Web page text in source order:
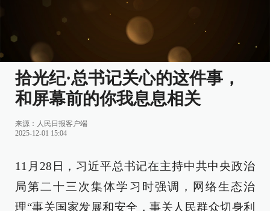
拾光纪·总书记关心的这件事，
和屏幕前的你我息息相关
来源： 人民日报客户端
2025-12-01 15:04
11月28日，习近平总书记在主持中共中央政治
局第二十三次集体学习时强调，网络生态治
理“事关国家发展和安全，事关人民群众切身利